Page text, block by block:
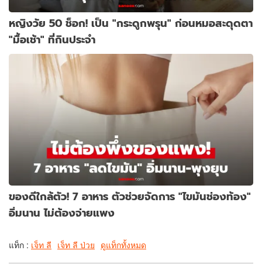
หญิงวัย 50 ช็อก! เป็น "กระดูกพรุน" ก่อนหมอสะดุดตา
"มื้อเช้า" ที่กินประจำ
ของดีใกล้ตัว! 7 อาหาร ตัวช่วยจัดการ "ไขมันช่องท้อง"
อิ่มนาน ไม่ต้องจ่ายแพง
แท็ก : เจ็ท ลี เจ็ท ลี ป่วย ดูแท็กทั้งหมด